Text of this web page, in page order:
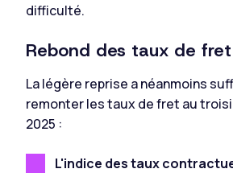
difficulté.
Rebond des taux de fret
La légère reprise a néanmoins
remonter les taux de fret au
2025 :
L'indice des taux